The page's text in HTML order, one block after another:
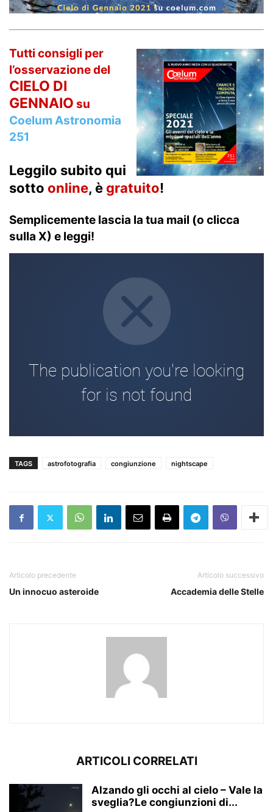
Tutti consigli per
l’osservazione del
CIELO DI
GENNAIO su
Coelum Astronomia
251
Leggilo subito qui
sotto online, è gratuito!
Semplicemente lascia la tua mail (o clicca
sulla X) e leggi!
TAGS astrofotografia congiunzione nightscape
Articolo precedente
Un innocuo asteroide
Articolo successivo
Accademia delle Stelle
ARTICOLI CORRELATI
Alzando gli occhi al cielo – Vale la
sveglia?Le congiunzioni di...